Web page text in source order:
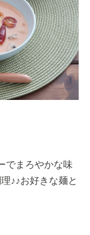
でまろやかな味
♪♪お好きな麺と